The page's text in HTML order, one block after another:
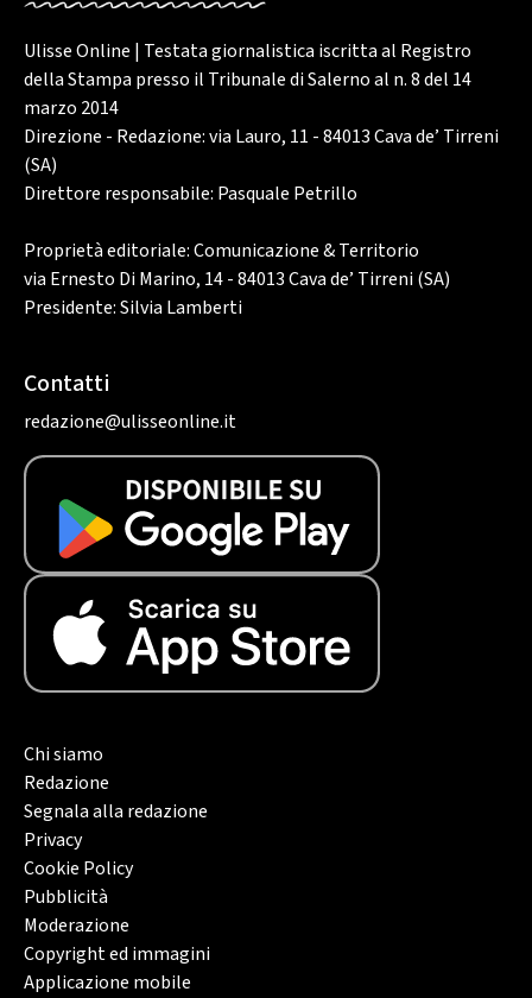
Ulisse Online | Testata giornalistica iscritta al Registro
della Stampa presso il Tribunale di Salerno al n. 8 del 14
marzo 2014
Direzione - Redazione: via Lauro, 11 - 84013 Cava de’ Tirreni
(SA)
Direttore responsabile: Pasquale Petrillo
Proprietà editoriale: Comunicazione & Territorio
via Ernesto Di Marino, 14 - 84013 Cava de’ Tirreni (SA)
Presidente: Silvia Lamberti
Contatti
redazione@ulisseonline.it
Chi siamo
Redazione
Segnala alla redazione
Privacy
Cookie Policy
Pubblicità
Moderazione
Copyright ed immagini
Applicazione mobile